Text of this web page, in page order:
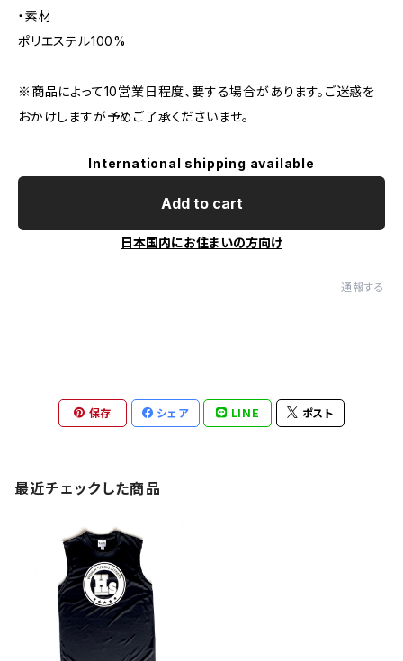
・素材
ポリエステル100%
※商品によって10営業日程度、要する場合があります。ご迷惑を
おかけしますが予めご了承くださいませ。
International shipping available
Add to cart
日本国内にお住まいの方向け
通報する
保存 シェア LINE ポスト
最近チェックした商品